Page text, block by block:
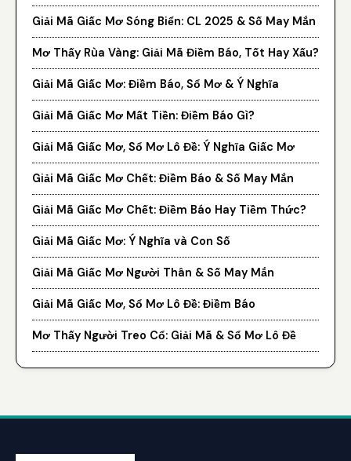
Giải Mã Giấc Mơ Sóng Biển: CL 2025 & Số May Mắn
Mơ Thấy Rùa Vàng: Giải Mã Điềm Báo, Tốt Hay Xấu?
Giải Mã Giấc Mơ: Điềm Báo, Sổ Mơ & Ý Nghĩa
Giải Mã Giấc Mơ Mất Tiền: Điềm Báo Gì?
Giải Mã Giấc Mơ, Sổ Mơ Lô Đề: Ý Nghĩa Giấc Mơ
Giải Mã Giấc Mơ Chết: Điềm Báo & Số May Mắn
Giải Mã Giấc Mơ Chết: Điềm Báo Hay Tiềm Thức?
Giải Mã Giấc Mơ: Ý Nghĩa và Con Số
Giải Mã Giấc Mơ Người Thân & Số May Mắn
Giải Mã Giấc Mơ, Sổ Mơ Lô Đề: Điềm Báo
Mơ Thấy Người Treo Cổ: Giải Mã & Sổ Mơ Lô Đề